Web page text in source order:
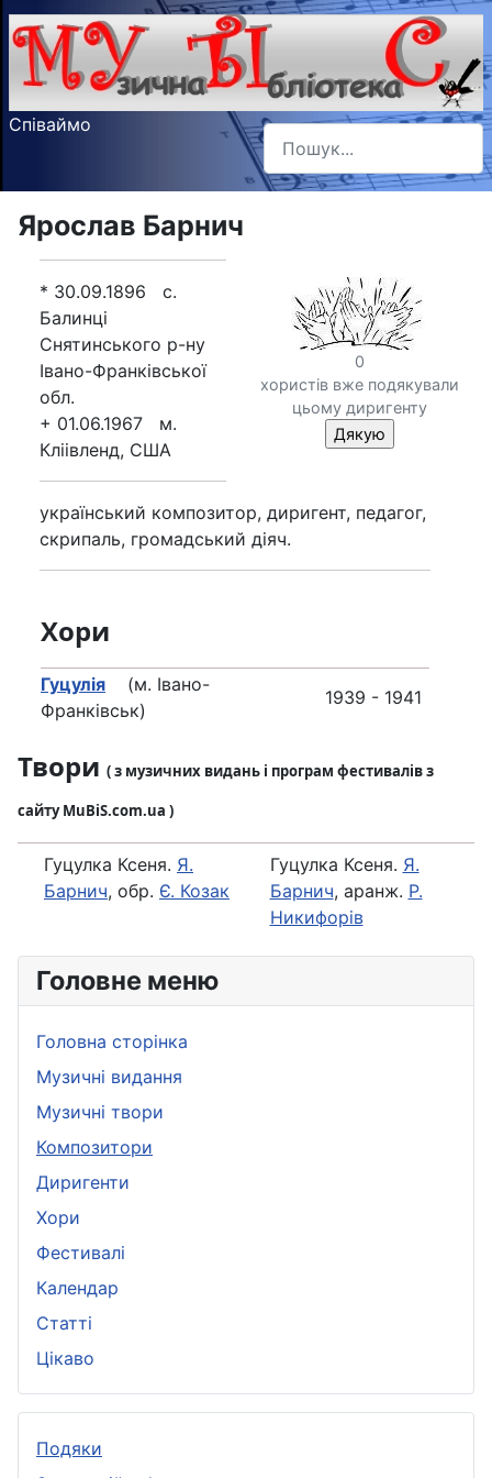
Співаймо Пошук
Type 2 or more characters
Головне меню
Головна сторінка
Музичні видання
Музичні твори
Композитори
Диригенти
Хори
Фестивалі
Календар
Статті
Цікаво
Подяки
Ярослав Барнич
0
хористів вже подякували
цьому диригенту
* 30.09.1896 с.
Балинці
Снятинського р-ну
Івано-Франківської
обл.
+ 01.06.1967 м.
Кліівленд, США
український композитор, диригент, педагог,
скрипаль, громадський діяч.
Хори
Гуцулія (м. Івано-
Франківськ)
1939 - 1941
Твори ( з музичних видань і програм фестивалів з
сайту MuBiS.com.ua )
Гуцулка Ксеня. Я.
Барнич, обр. Є. Козак
Гуцулка Ксеня. Я.
Барнич, аранж. Р.
Никифорів